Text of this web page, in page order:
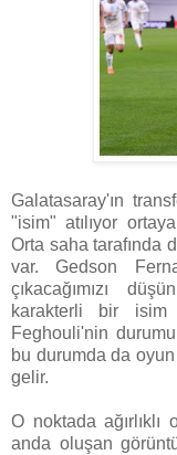
Galatasaray'ın
"isim" atılıyor
Orta saha tarafında
var. Gedson
çıkacağımızı
karakterli bir
Feghouli'nin
bu durumda da
gelir.
O noktada
anda oluşan